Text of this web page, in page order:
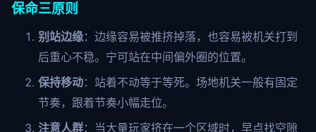
保命三原则
别站边缘：边缘容易被推挤掉落，也容易被机关打到
后重心不稳。宁可站在中间偏外圈的位置。
保持移动：站着不动等于等死。场地机关一般有固定
节奏，跟着节奏小幅走位。
注意人群：当大量玩家挤在一个区域时，早点找空隙